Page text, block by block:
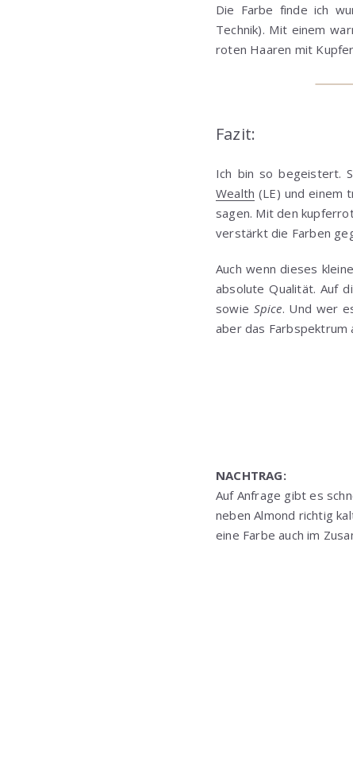
Die Farbe finde ich
Technik). Mit einem
roten Haaren mit
Fazit:
Ich bin so begeistert.
Wealth (LE) und einem
sagen. Mit den
verstärkt die Farben
Auch wenn dieses
absolute Qualität. Auf
sowie Spice. Und wer
aber das Farbspektrum
NACHTRAG:
Auf Anfrage gibt es
neben Almond richtig
eine Farbe auch im